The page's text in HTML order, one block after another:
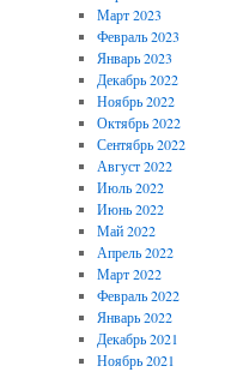
Март 2023
Февраль 2023
Январь 2023
Декабрь 2022
Ноябрь 2022
Октябрь 2022
Сентябрь 2022
Август 2022
Июль 2022
Июнь 2022
Май 2022
Апрель 2022
Март 2022
Февраль 2022
Январь 2022
Декабрь 2021
Ноябрь 2021